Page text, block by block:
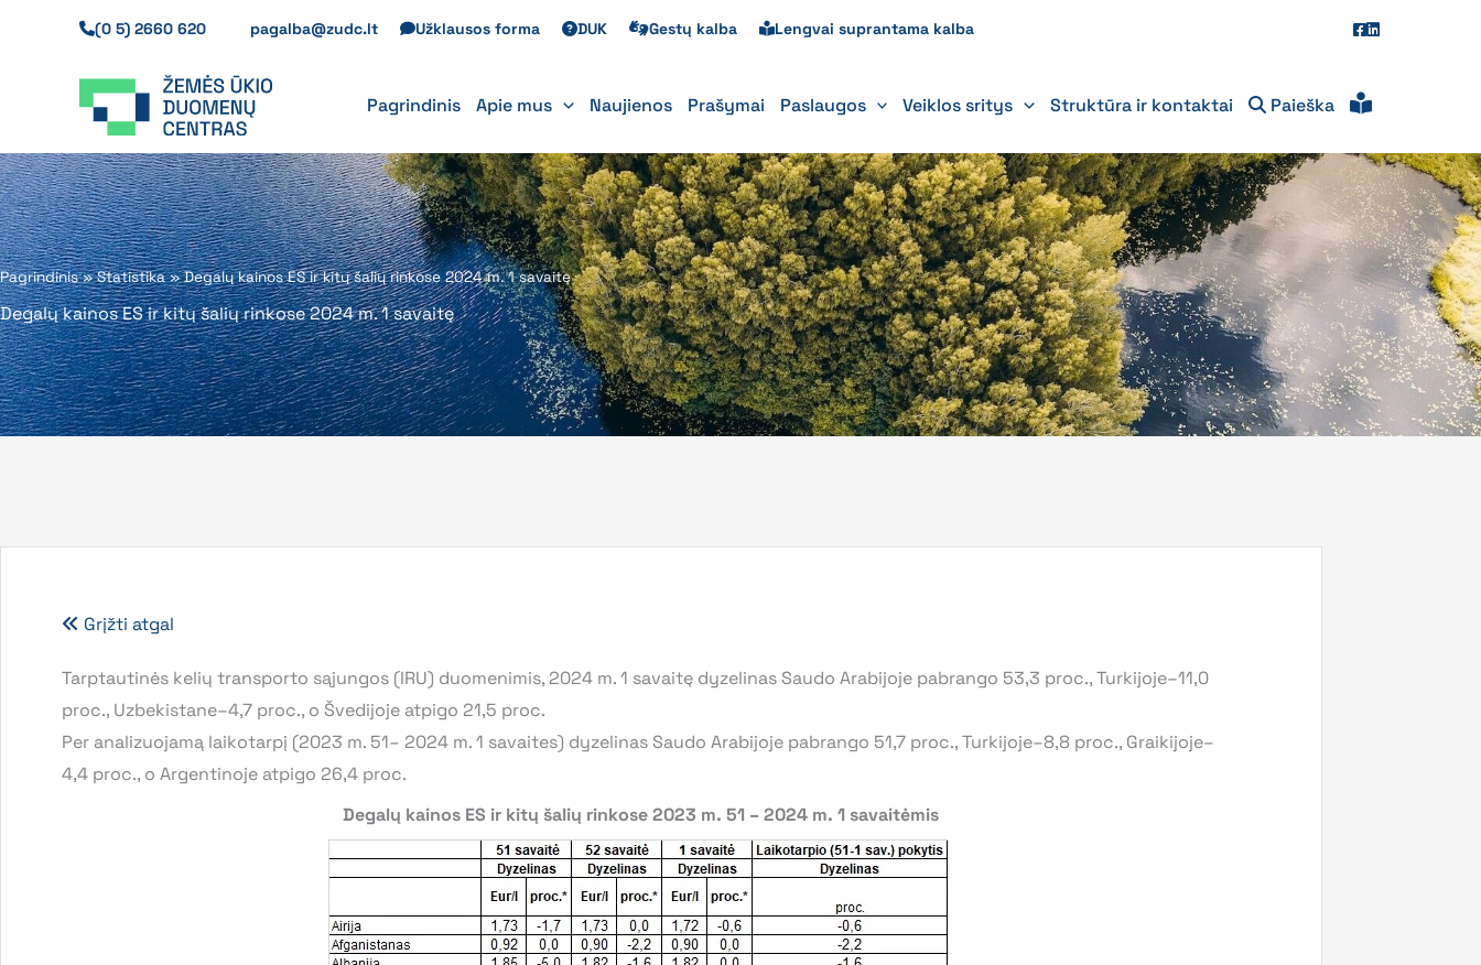
(0 5) 2660 620 pagalba@zudc.lt Užklausos forma DUK Gestų kalba Lengvai suprantama kalba
Pagrindinis Apie mus Naujienos Prašymai Paslaugos Veiklos sritys Struktūra ir kontaktai Paieška
Pagrindinis»Statistika»Degalų kainos ES ir kitų šalių rinkose 2024 m. 1 savaitę
Degalų kainos ES ir kitų šalių rinkose 2024 m. 1 savaitę
Grįžti atgal
Tarptautinės kelių transporto sąjungos (IRU) duomenimis, 2024 m. 1 savaitę dyzelinas Saudo Arabijoje pabrango 53,3 proc., Turkijoje–11,0
proc., Uzbekistane–4,7 proc., o Švedijoje atpigo 21,5 proc.
Per analizuojamą laikotarpį (2023 m. 51– 2024 m. 1 savaites) dyzelinas Saudo Arabijoje pabrango 51,7 proc., Turkijoje–8,8 proc., Graikijoje–
4,4 proc., o Argentinoje atpigo 26,4 proc.
Degalų kainos ES ir kitų šalių rinkose 2023 m. 51 – 2024 m. 1 savaitėmis